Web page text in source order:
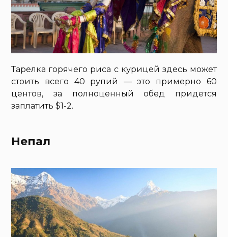
Тарелка горячего риса с курицей здесь может
стоить всего 40 рупий — это примерно 60
центов, за полноценный обед придется
заплатить $1-2.
Непал